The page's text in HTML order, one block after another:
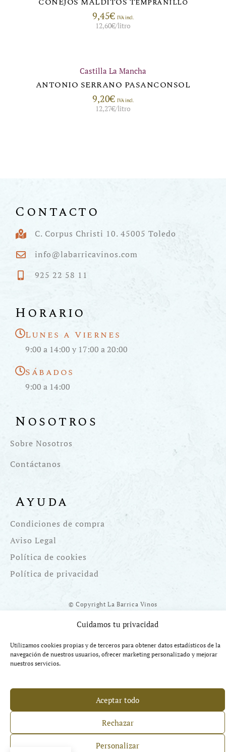
Cuidamos tu privacidad
Utilizamos cookies propias y de terceros para obtener datos estadísticos de la
navegación de nuestros usuarios, ofrecer marketing personalizado y mejorar
nuestros servicios.
Aceptar todo
Rechazar
Personalizar
9,45€ IVA incl.
12,60€/litro
Castilla La Mancha
ANTONIO SERRANO PASANCONSOL
9,20€ IVA incl.
12,27€/litro
Contacto
C. Corpus Christi 10. 45005 Toledo
info@labarricavinos.com
925 22 58 11
Horario
Lunes a Viernes
9:00 a 14:00 y 17:00 a 20:00
Sábados
9:00 a 14:00
Nosotros
Sobre Nosotros
Contáctanos
Ayuda
Condiciones de compra
Aviso Legal
Política de cookies
Política de privacidad
© Copyright La Barrica Vinos
Financiado por la UE Next Generation EU. Plan de Recuperación